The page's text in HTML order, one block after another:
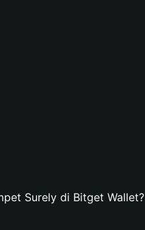
Surely di Bitget Wallet?